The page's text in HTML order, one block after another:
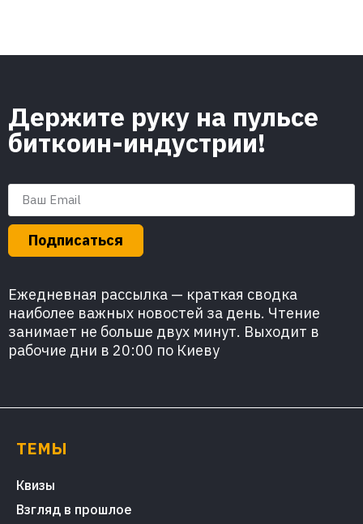
Держите руку на пульсе
биткоин-индустрии!
Подписаться
Ежедневная рассылка — краткая сводка
наиболее важных новостей за день. Чтение
занимает не больше двух минут. Выходит в
рабочие дни в 20:00 по Киеву
ТЕМЫ
Квизы
Взгляд в прошлое